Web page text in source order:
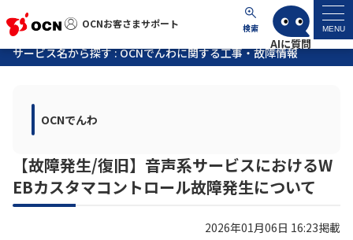
OCNお客さまサポート 検索 MENU
OCNお客さまサポート
マイページ
サポートトップ
サービス名から探す
よくあるご質問
サービス名から探す : OCNでんわに関する工事・故障情報
OCNでんわ
【故障発生/復旧】音声系サービスにおけるW
EBカスタマコントロール故障発生について
2026年01月06日 16:23掲載